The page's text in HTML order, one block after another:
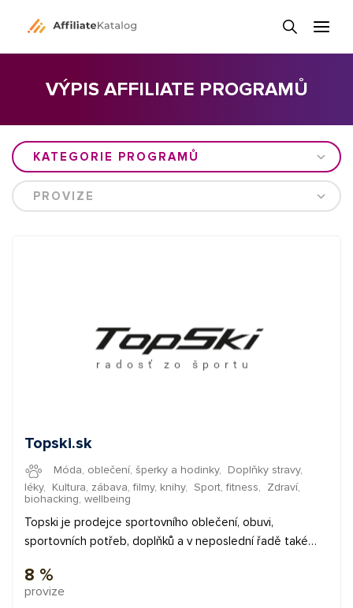
VÝPIS AFFILIATE PROGRAMŮ
KATEGORIE PROGRAMŮ
PROVIZE
Topski.sk
Móda, oblečení, šperky a hodinky, Doplňky stravy,
léky, Kultura, zábava, filmy, knihy, Sport, fitness, Zdraví,
biohacking, wellbeing
Topski je prodejce sportovního oblečení, obuvi,
sportovních potřeb, doplňků a v neposlední řadě také
tak i na letní sezónu. Skladem přes 6000 produktů od
světoznámých značek. ✅ provize 7,5% ✅ průměrná
8 %
provize